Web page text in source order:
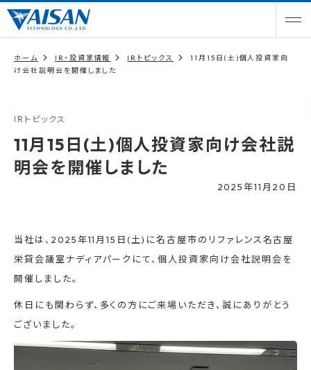
ホーム IR・投資家情報 IRトピックス
11月15日(土)個人投資家向
け会社説明会を開催しました
IRトピックス
11月15日(土)個人投資家向け会社説
明会を開催しました
2025年11月20日
当社は、2025年11月15日(土)に名古屋市のリファレンス名古屋
栄貸会議室ナディアパークにて、個人投資家向け会社説明会を
開催しました。
休日にも関わらず、多くの方にご来場いただき、誠にありがとう
ございました。